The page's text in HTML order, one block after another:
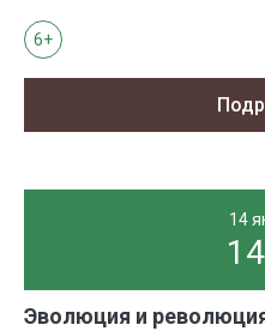
6+
14
Эволюция и